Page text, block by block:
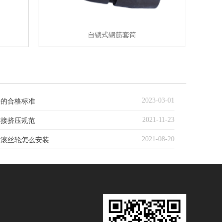
自锁式钢筋套筒
2023-03-01
合格标准
2021-11-23
挤压规范
2021-08-20
丝轮怎么安装